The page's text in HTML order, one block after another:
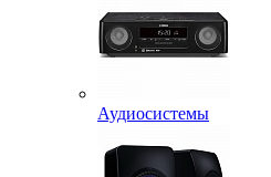
Аудиосистемы